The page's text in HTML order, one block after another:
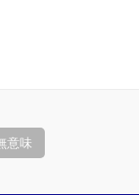
意味